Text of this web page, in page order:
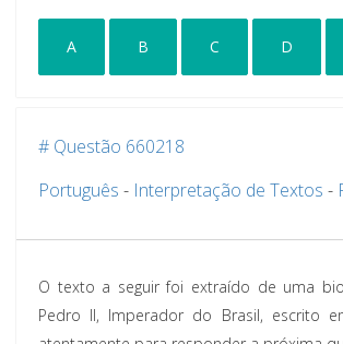
A B C D
# Questão 660218
Português - Interpretação de Textos -
O texto a seguir foi extraído de uma
Pedro II, Imperador do Brasil, escrito